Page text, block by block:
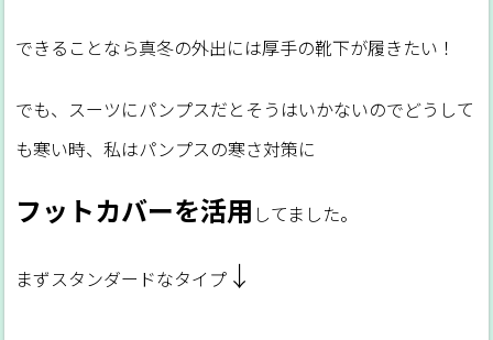
できることなら真冬の外出には厚手の靴下が履きたい！
でも、スーツにパンプスだとそうはいかないのでどうして
も寒い時、私はパンプスの寒さ対策に
フットカバーを活用 してました。
まずスタンダードなタイプ ↓